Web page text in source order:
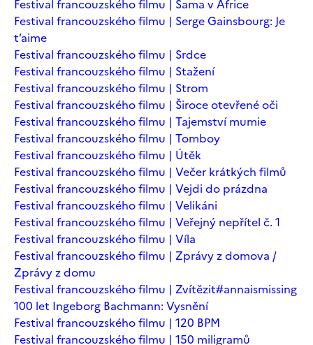
Festival francouzského filmu | Sama v Africe
Festival francouzského filmu | Serge Gainsbourg: Je
t’aime
Festival francouzského filmu | Srdce
Festival francouzského filmu | Stažení
Festival francouzského filmu | Strom
Festival francouzského filmu | Široce otevřené oči
Festival francouzského filmu | Tajemství mumie
Festival francouzského filmu | Tomboy
Festival francouzského filmu | Útěk
Festival francouzského filmu | Večer krátkých filmů
Festival francouzského filmu | Vejdi do prázdna
Festival francouzského filmu | Velikáni
Festival francouzského filmu | Veřejný nepřítel č. 1
Festival francouzského filmu | Víla
Festival francouzského filmu | Zprávy z domova /
Zprávy z domu
Festival francouzského filmu | Zvítězit#annaismissing
100 let Ingeborg Bachmann: Vysnění
Festival francouzského filmu | 120 BPM
Festival francouzského filmu | 150 miligramů